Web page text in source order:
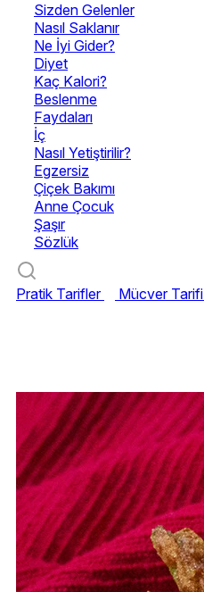
Sizden Gelenler
Nasıl Saklanır
Ne İyi Gider?
Diyet
Kaç Kalori?
Beslenme
Faydaları
İç
Nasıl Yetiştirilir?
Egzersiz
Çiçek Bakımı
Anne Çocuk
Şaşır
Sözlük
Pratik Tarifler Mücver Tarifi